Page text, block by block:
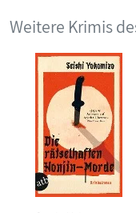
Weitere Krimis